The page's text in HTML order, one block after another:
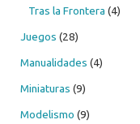
Tras la Frontera (4)
Juegos (28)
Manualidades (4)
Miniaturas (9)
Modelismo (9)